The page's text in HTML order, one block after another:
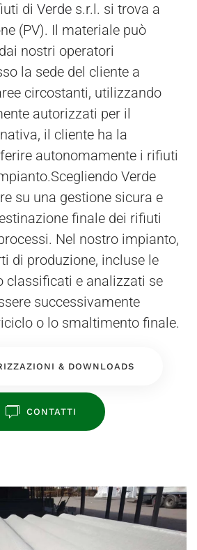
di Verde s.r.l. si trova a
(PV). Il materiale può
nostri operatori
la sede del cliente a
circostanti, utilizzando
autorizzati per il
il cliente ha la
autonomamente i rifiuti
Verde
su una gestione sicura e
finale dei rifiuti
Nel nostro impianto,
di produzione, incluse le
classificati e analizzati se
successivamente
o lo smaltimento finale.
& DOWNLOADS
CONTATTI